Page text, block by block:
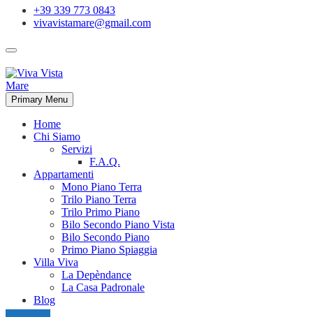
+39 339 773 0843
vivavistamare@gmail.com
Primary Menu
Home
Chi Siamo
Servizi
F.A.Q.
Appartamenti
Mono Piano Terra
Trilo Piano Terra
Trilo Primo Piano
Bilo Secondo Piano Vista
Bilo Secondo Piano
Primo Piano Spiaggia
Villa Viva
La Depèndance
La Casa Padronale
Blog